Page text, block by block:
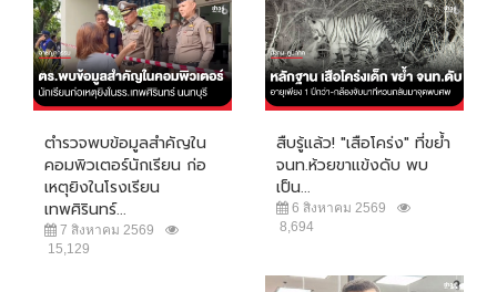
ตำรวจพบข้อมูลสำคัญใน
คอมพิวเตอร์นักเรียน ก่อ
เหตุยิงในโรงเรียน
เทพศิรินทร์...
7 สิงหาคม 2569
15,129
สืบรู้แล้ว! "เสือโคร่ง" ที่ขย้ำ
จนท.ห้วยขาแข้งดับ พบ
เป็น...
6 สิงหาคม 2569
8,694